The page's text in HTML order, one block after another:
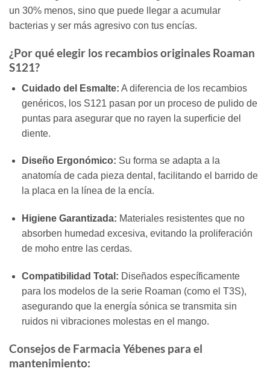
un 30% menos, sino que puede llegar a acumular
bacterias y ser más agresivo con tus encías.
¿Por qué elegir los recambios originales Roaman
S121?
Cuidado del Esmalte: A diferencia de los recambios
genéricos, los S121 pasan por un proceso de pulido de
puntas para asegurar que no rayen la superficie del
diente.
Diseño Ergonómico: Su forma se adapta a la
anatomía de cada pieza dental, facilitando el barrido de
la placa en la línea de la encía.
Higiene Garantizada: Materiales resistentes que no
absorben humedad excesiva, evitando la proliferación
de moho entre las cerdas.
Compatibilidad Total: Diseñados específicamente
para los modelos de la serie Roaman (como el T3S),
asegurando que la energía sónica se transmita sin
ruidos ni vibraciones molestas en el mango.
Consejos de Farmacia Yébenes para el
mantenimiento: